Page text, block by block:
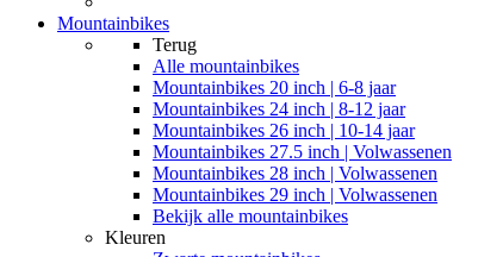
Mountainbikes
Terug
Alle mountainbikes
Mountainbikes 20 inch | 6-8 jaar
Mountainbikes 24 inch | 8-12 jaar
Mountainbikes 26 inch | 10-14 jaar
Mountainbikes 27.5 inch | Volwassenen
Mountainbikes 28 inch | Volwassenen
Mountainbikes 29 inch | Volwassenen
Bekijk alle mountainbikes
Kleuren